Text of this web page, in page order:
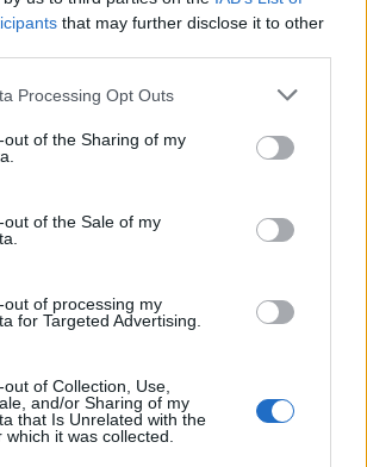
that may further disclose it to other
Processing Opt Outs
out of the Sharing of my
out of the Sale of my
out of processing my
for Targeted Advertising.
of Collection, Use,
and/or Sharing of my
that Is Unrelated with the
it was collected.
PORADY